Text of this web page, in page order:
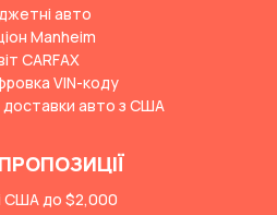
авто
Manheim
CARFAX
VIN-коду
авто з США
США до $2,000